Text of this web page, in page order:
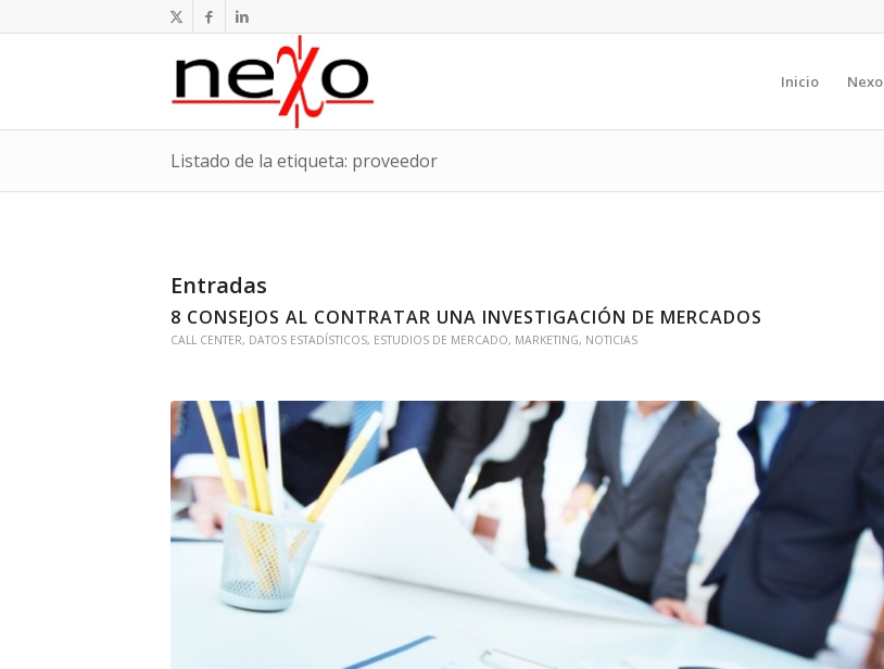
Inicio Nexo
Listado de la etiqueta: proveedor
Entradas
8 CONSEJOS AL CONTRATAR UNA INVESTIGACIÓN DE MERCADOS
CALL CENTER, DATOS ESTADÍSTICOS, ESTUDIOS DE MERCADO, MARKETING, NOTICIAS